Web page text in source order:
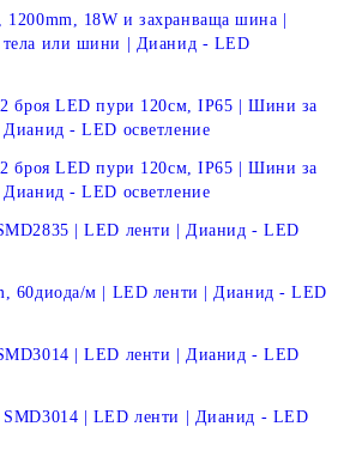
18W и захранваща шина |
или шини | Дианид - LED
2 броя LED пури 120см, IP65 | Шини за
- LED осветление
2 броя LED пури 120см, IP65 | Шини за
- LED осветление
| LED ленти | Дианид - LED
60диода/м | LED ленти | Дианид - LED
| LED ленти | Дианид - LED
SMD3014 | LED ленти | Дианид - LED